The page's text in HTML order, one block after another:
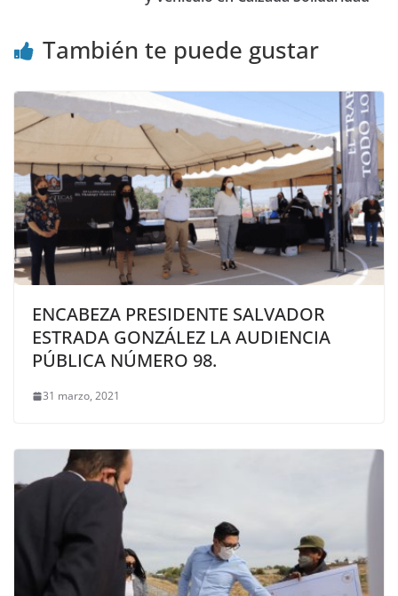
También te puede gustar
ENCABEZA PRESIDENTE SALVADOR
ESTRADA GONZÁLEZ LA AUDIENCIA
PÚBLICA NÚMERO 98.
31 marzo, 2021